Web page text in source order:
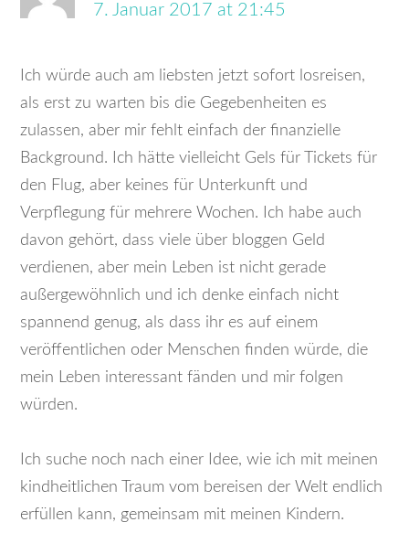
7. Januar 2017 at 21:45
Ich würde auch am liebsten jetzt sofort losreisen,
als erst zu warten bis die Gegebenheiten es
zulassen, aber mir fehlt einfach der finanzielle
Background. Ich hätte vielleicht Gels für Tickets für
den Flug, aber keines für Unterkunft und
Verpflegung für mehrere Wochen. Ich habe auch
davon gehört, dass viele über bloggen Geld
verdienen, aber mein Leben ist nicht gerade
außergewöhnlich und ich denke einfach nicht
spannend genug, als dass ihr es auf einem
veröffentlichen oder Menschen finden würde, die
mein Leben interessant fänden und mir folgen
würden.
Ich suche noch nach einer Idee, wie ich mit meinen
kindheitlichen Traum vom bereisen der Welt endlich
erfüllen kann, gemeinsam mit meinen Kindern.